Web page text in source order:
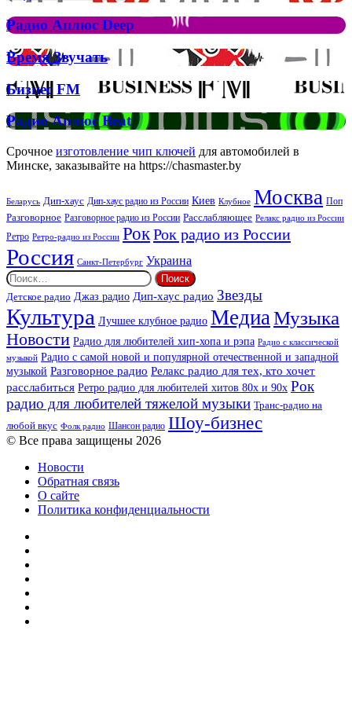
Джона
та
Брітні
Спірс
Аплюс
Рок
Радио
Аплюс
Deep
Радио Аплюс Deep
Время
Звучать
Время Звучать
Бизнес
Бизнес FM
Радио
Аплюс
Beat
Радио Аплюс Beat
Срочное изготовление чип ключей для автомобилей в
Минске, заказывайте на https://chasmaster.by
Беларусь Дип-хаус Дип-хаус радио из России Киев Клубное Москва Поп
Разговорное Разговорное радио из России Расслабляющее Релакс радио из России
Ретро Ретро-радио из России РокРок радио из России
Россия Санкт-Петербург Украина
Найти:
Детское радио Джаз радио Дип-хаус радио Звезды
Культура Лучшее клубное радио МедиаМузыка
Новости Радио для любителей хип-хопа и рэпа Радио с классической
музыкой Радио с самой новой и популярной отечественной и западной
музыкой Разговорное радио Релакс радио для тех, кто хочет
расслабиться Ретро радио для любителей хитов 80х и 90х Рок
радио для любителей тяжелой музыки Транс-радио на
любой вкус Фолк радио Шансон радио Шоу-бизнес
© Все права защищены 2026
Новости
Обратная связь
О сайте
Политика конфиденциальности